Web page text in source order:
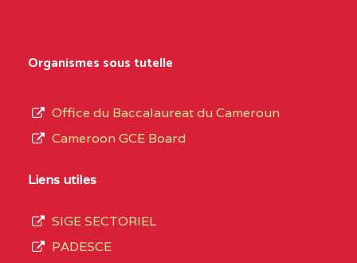
CENTRE
COLLEGE PRIVE LAIC
SAINT MICHEL
CENTRE
du
de
septembre
Organismes sous tutelle
Office du Baccalaureat du Cameroun
Cameroon GCE Board
Liens utiles
SIGE SECTORIEL
PADESCE